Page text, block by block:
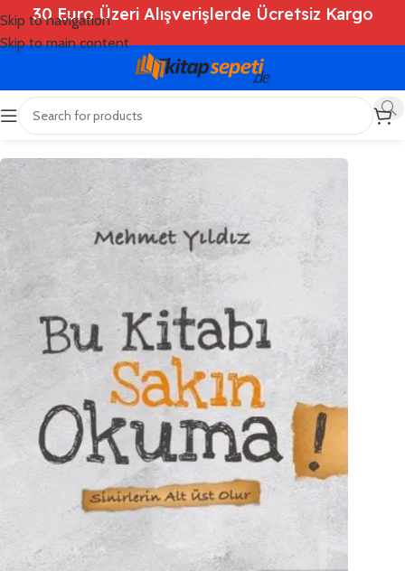
Skip to navigation
Skip to main content
30 Euro Üzeri Alışverişlerde Ücretsiz Kargo
Ana Sayfa Shop